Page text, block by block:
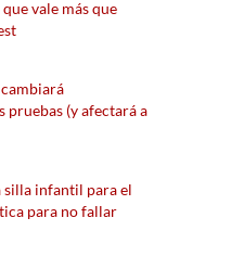
vale más que
pruebas (y afectará a
silla infantil para el
para no fallar